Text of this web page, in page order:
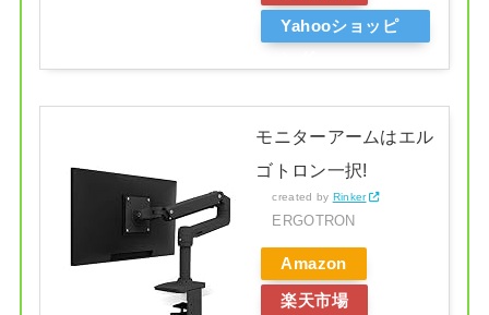
Yahooショッピ
モニターアームはエル
ゴトロン一択!
created by Rinker
ERGOTRON
Amazon
楽天市場